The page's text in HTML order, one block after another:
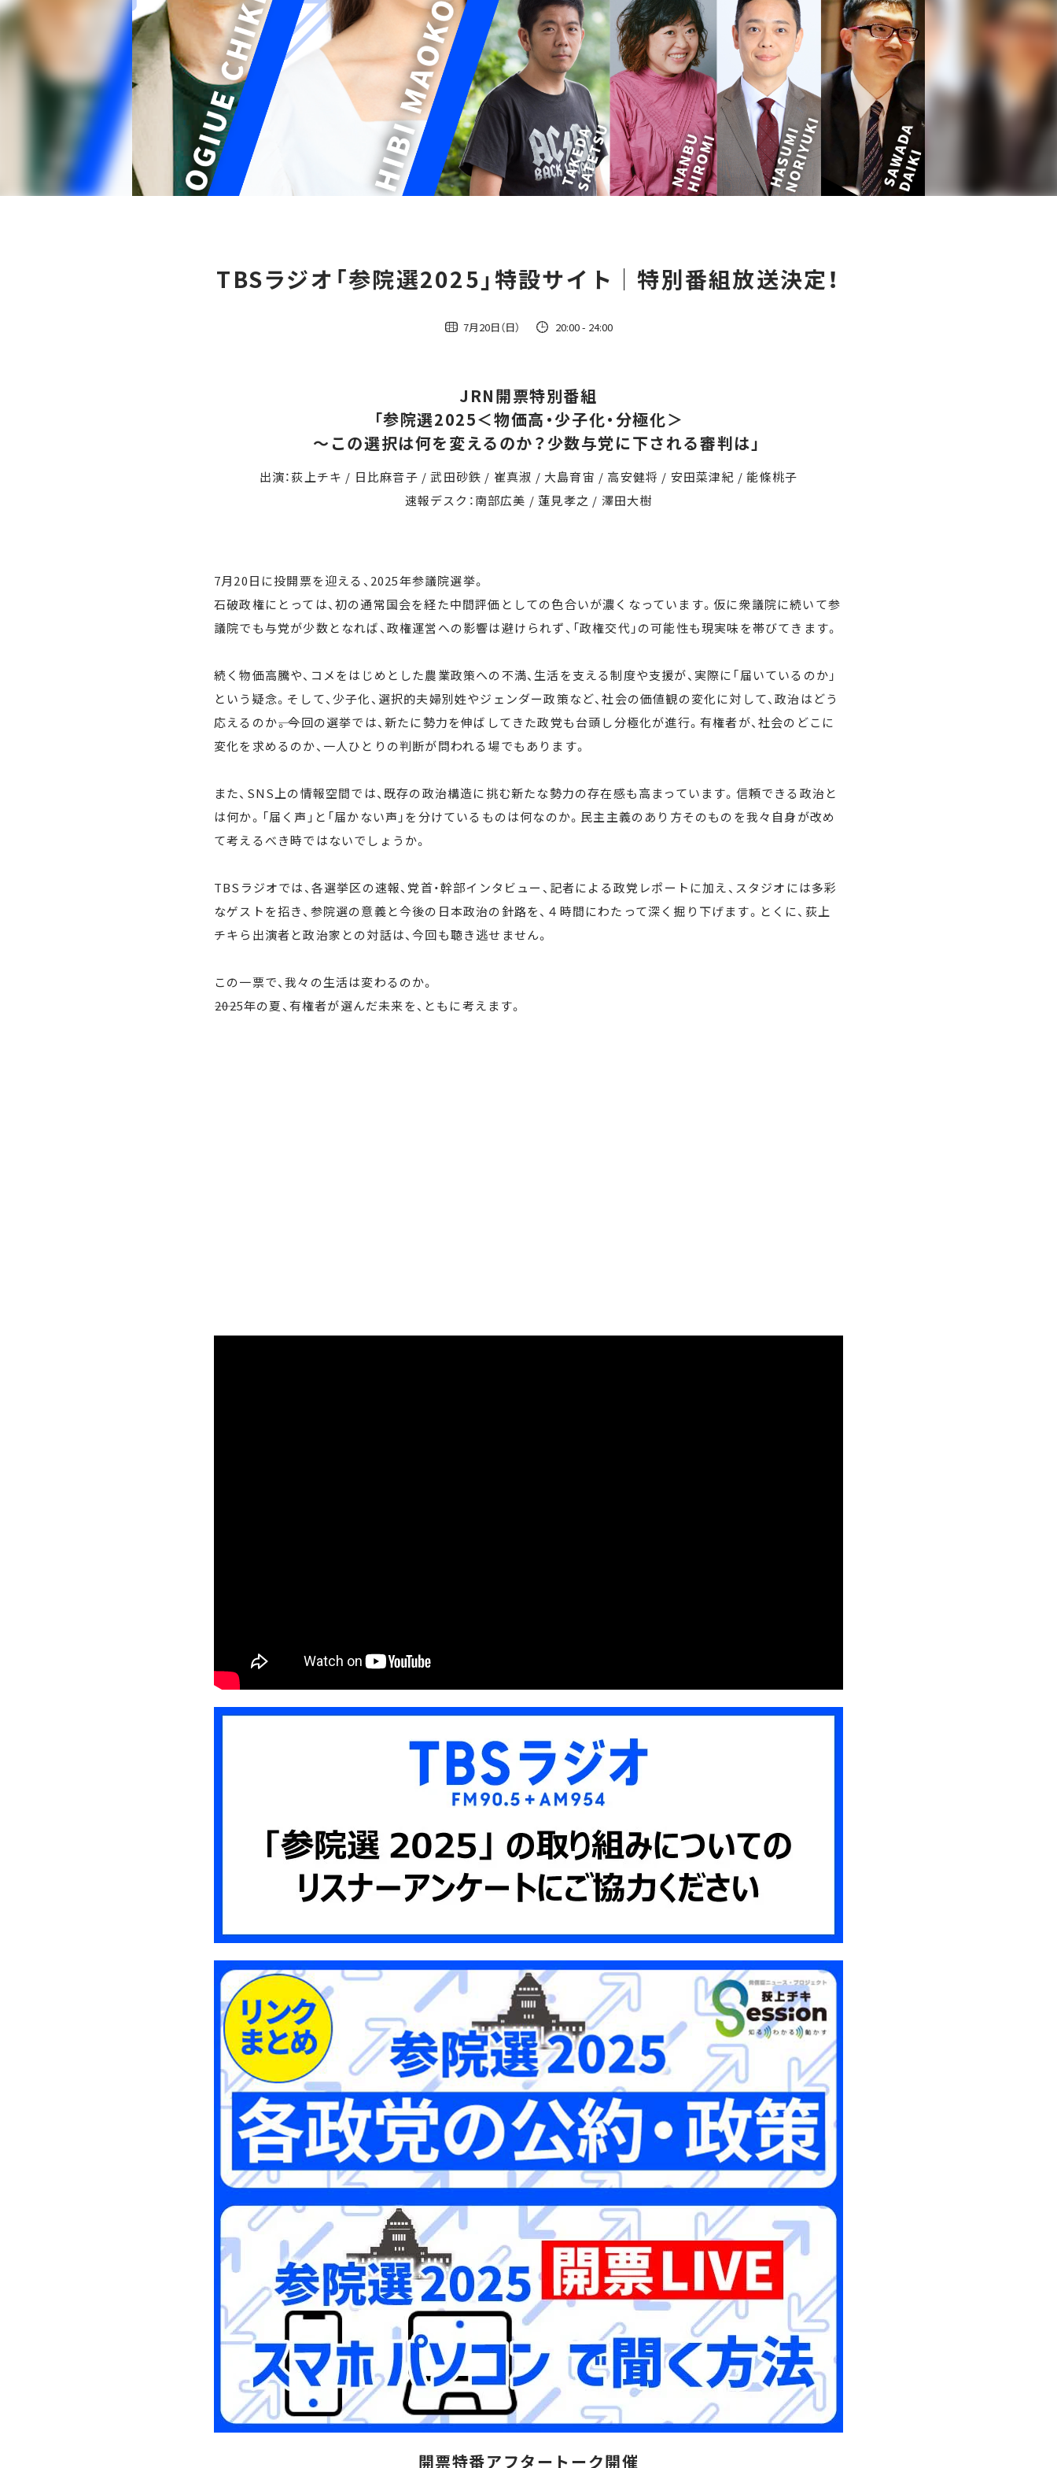
TBSラジオ「参院選2025」特設サイト｜特別番組放送決定！
7月20日（日） 20:00- 24:00
JRN開票特別番組
「参院選2025＜物価高・少子化・分極化＞
～この選択は何を変えるのか？少数与党に下される審判は」
出演：荻上チキ / 日比麻音子 / 武田砂鉄 / 崔真淑 / 大島育宙 / 高安健将 / 安田菜津紀 / 能條桃子
速報デスク：南部広美 / 蓮見孝之 / 澤田大樹
7月20日に投開票を迎える、2025年参議院選挙。
石破政権にとっては、初の通常国会を経た中間評価としての色合いが濃くなっています。仮に衆議院に続いて参
議院でも与党が少数となれば、政権運営への影響は避けられず、「政権交代」の可能性も現実味を帯びてきます。
続く物価高騰や、コメをはじめとした農業政策への不満、生活を支える制度や支援が、実際に「届いているのか」
という疑念。そして、少子化、選択的夫婦別姓やジェンダー政策など、社会の価値観の変化に対して、政治はどう
応えるのか――。今回の選挙では、新たに勢力を伸ばしてきた政党も台頭し分極化が進行。有権者が、社会のどこに
変化を求めるのか、一人ひとりの判断が問われる場でもあります。
また、SNS上の情報空間では、既存の政治構造に挑む新たな勢力の存在感も高まっています。信頼できる政治と
は何か。「届く声」と「届かない声」を分けているものは何なのか。民主主義のあり方そのものを我々自身が改め
て考えるべき時ではないでしょうか。
TBSラジオでは、各選挙区の速報、党首・幹部インタビュー、記者による政党レポートに加え、スタジオには多彩
なゲストを招き、参院選の意義と今後の日本政治の針路を、４時間にわたって深く掘り下げます。とくに、荻上
チキら出演者と政治家との対話は、今回も聴き逃せません。
この一票で、我々の生活は変わるのか。
――2025年の夏、有権者が選んだ未来を、ともに考えます。
開票特番アフタートーク開催